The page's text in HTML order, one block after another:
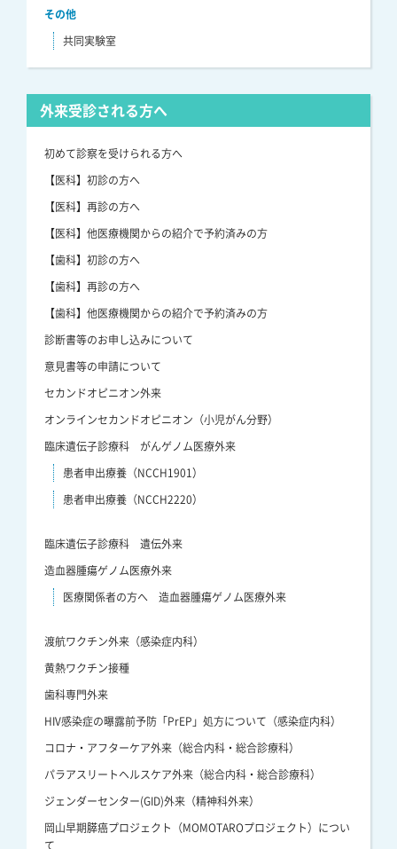
その他
共同実験室
外来受診される方へ
初めて診察を受けられる方へ
【医科】初診の方へ
【医科】再診の方へ
【医科】他医療機関からの紹介で予約済みの方
【歯科】初診の方へ
【歯科】再診の方へ
【歯科】他医療機関からの紹介で予約済みの方
診断書等のお申し込みについて
意見書等の申請について
セカンドオピニオン外来
オンラインセカンドオピニオン（小児がん分野）
臨床遺伝子診療科 がんゲノム医療外来
患者申出療養（NCCH1901）
患者申出療養（NCCH2220）
臨床遺伝子診療科 遺伝外来
造血器腫瘍ゲノム医療外来
医療関係者の方へ 造血器腫瘍ゲノム医療外来
渡航ワクチン外来（感染症内科）
黄熱ワクチン接種
歯科専門外来
HIV感染症の曝露前予防「PrEP」処方について（感染症内科）
コロナ・アフターケア外来（総合内科・総合診療科）
パラアスリートヘルスケア外来（総合内科・総合診療科）
ジェンダーセンター(GID)外来（精神科外来）
岡山早期膵癌プロジェクト（MOMOTAROプロジェクト）につい
て